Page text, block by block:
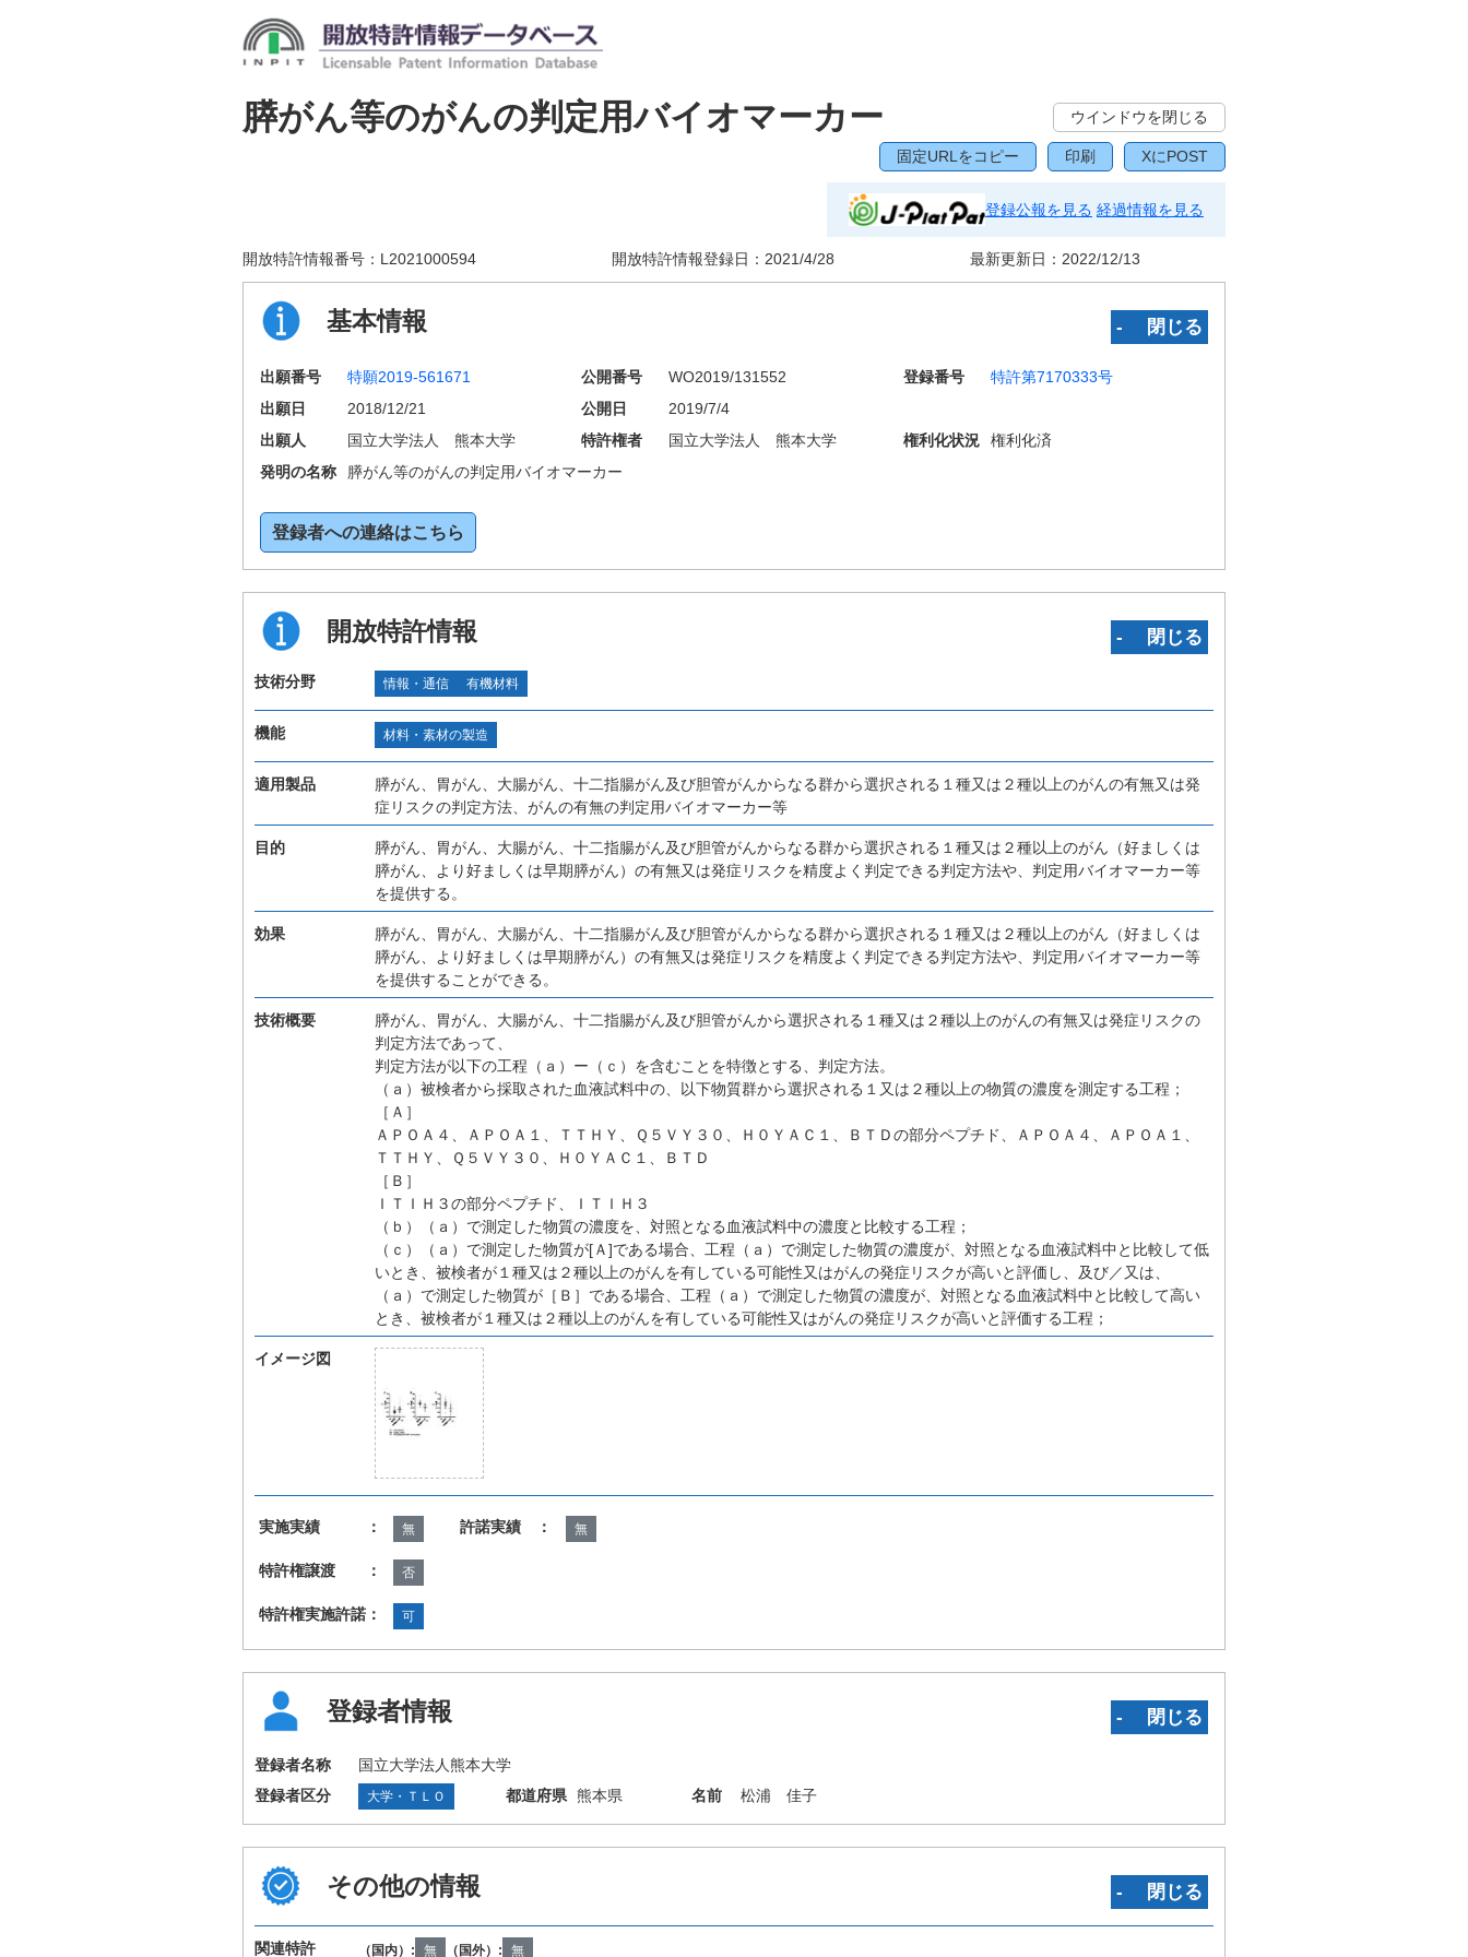
膵がん等のがんの判定用バイオマーカー ウインドウを閉じる
固定URLをコピー 印刷 XにPOST
登録公報を見る 経過情報を見る
開放特許情報番号： L2021000594 開放特許情報登録日： 2021/4/28 最新更新日： 2022/12/13
基本情報 ‐ 閉じる
出願番号 特願2019-561671 公開番号 WO2019/131552 登録番号
特許第7170333号
出願日
2018/12/21 公開日
2019/7/4
出願人
国立大学法人 熊本大学 特許権者 国立大学法人 熊本大学 権利化状況
権利化済
発明の名称
膵がん等のがんの判定用バイオマーカー
登録者への連絡はこちら
開放特許情報 ‐ 閉じる
技術分野 情報・通信 有機材料
機能 材料・素材の製造
適用製品
膵がん、胃がん、大腸がん、十二指腸がん及び胆管がんからなる群から選択される１種又は２種以上のがんの有無又は発
症リスクの判定方法、がんの有無の判定用バイオマーカー等
目的
膵がん、胃がん、大腸がん、十二指腸がん及び胆管がんからなる群から選択される１種又は２種以上のがん（好ましくは
膵がん、より好ましくは早期膵がん）の有無又は発症リスクを精度よく判定できる判定方法や、判定用バイオマーカー等
を提供する。
効果
膵がん、胃がん、大腸がん、十二指腸がん及び胆管がんからなる群から選択される１種又は２種以上のがん（好ましくは
膵がん、より好ましくは早期膵がん）の有無又は発症リスクを精度よく判定できる判定方法や、判定用バイオマーカー等
を提供することができる。
技術概要
膵がん、胃がん、大腸がん、十二指腸がん及び胆管がんから選択される１種又は２種以上のがんの有無又は発症リスクの
判定方法であって、
判定方法が以下の工程（ａ）ー（ｃ）を含むことを特徴とする、判定方法。
（ａ）被検者から採取された血液試料中の、以下物質群から選択される１又は２種以上の物質の濃度を測定する工程；
［Ａ］
ＡＰＯＡ４、ＡＰＯＡ１、ＴＴＨＹ、Ｑ５ＶＹ３０、Ｈ０ＹＡＣ１、ＢＴＤの部分ペプチド、ＡＰＯＡ４、ＡＰＯＡ１、
ＴＴＨＹ、Ｑ５ＶＹ３０、Ｈ０ＹＡＣ１、ＢＴＤ
［Ｂ］
ＩＴＩＨ３の部分ペプチド、ＩＴＩＨ３
（ｂ）（ａ）で測定した物質の濃度を、対照となる血液試料中の濃度と比較する工程；
（ｃ）（ａ）で測定した物質が[Ａ]である場合、工程（ａ）で測定した物質の濃度が、対照となる血液試料中と比較して低
いとき、被検者が１種又は２種以上のがんを有している可能性又はがんの発症リスクが高いと評価し、及び／又は、
（ａ）で測定した物質が［Ｂ］である場合、工程（ａ）で測定した物質の濃度が、対照となる血液試料中と比較して高い
とき、被検者が１種又は２種以上のがんを有している可能性又はがんの発症リスクが高いと評価する工程；
イメージ図
実施実績 ： 無 許諾実績 ： 無
特許権譲渡 ： 否
特許権実施許諾： 可
登録者情報 ‐ 閉じる
登録者名称
国立大学法人熊本大学
登録者区分
大学・ＴＬＯ 都道府県 熊本県 名前 松浦 佳子
その他の情報 ‐ 閉じる
関連特許 （国内）: 無 （国外）: 無